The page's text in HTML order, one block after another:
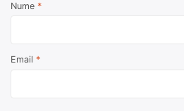
Nume *
Email *